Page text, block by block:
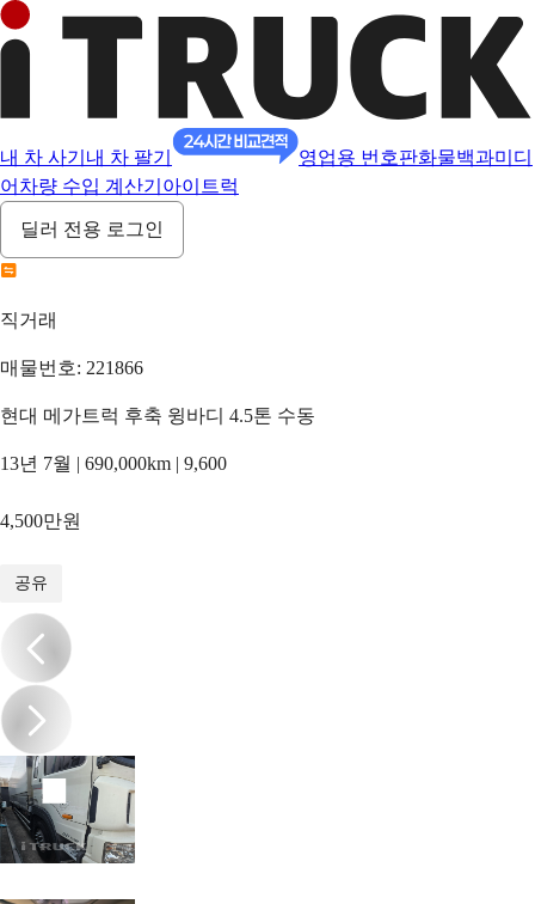
내 차 사기 내 차 팔기 영업용 번호판화물백과미디
어 차량 수입 계산기 아이트럭
딜러 전용 로그인
직거래
매물번호: 221866
현대 메가트럭 후축 윙바디 4.5톤 수동
13년 7월 | 690,000km | 9,600
4,500만원
공유
/9